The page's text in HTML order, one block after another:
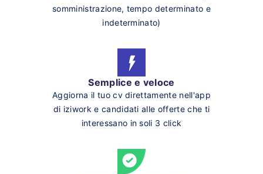
somministrazione, tempo determinato e
indeterminato)
Semplice e veloce
Aggiorna il tuo cv direttamente nell'app
di iziwork e candidati alle offerte che ti
interessano in soli 3 click